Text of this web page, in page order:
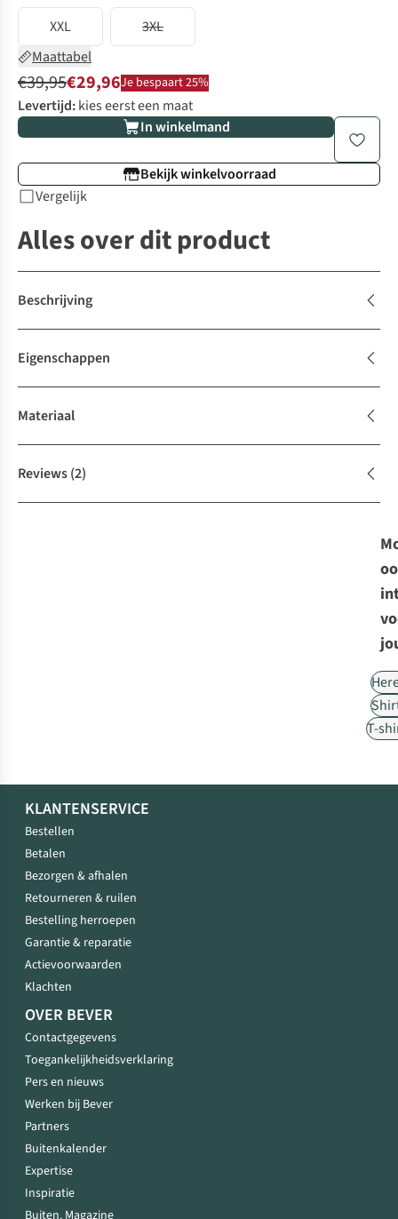
XXL
3XL
Maattabel
€39,95€29,96Je bespaart 25%
Levertijd:kies eerst een maat
In winkelmand
Bekijk winkelvoorraad
Vergelijk
Alles over dit product
Beschrijving
Eigenschappen
Materiaal
Reviews(2)
T-
KLANTENSERVICE
Bestellen
Betalen
Bezorgen & afhalen
Retourneren & ruilen
Bestelling herroepen
Garantie & reparatie
Actievoorwaarden
Klachten
OVER BEVER
Contactgegevens
Toegankelijkheidsverklaring
Pers en nieuws
Werken bij Bever
Partners
Buitenkalender
Expertise
Inspiratie